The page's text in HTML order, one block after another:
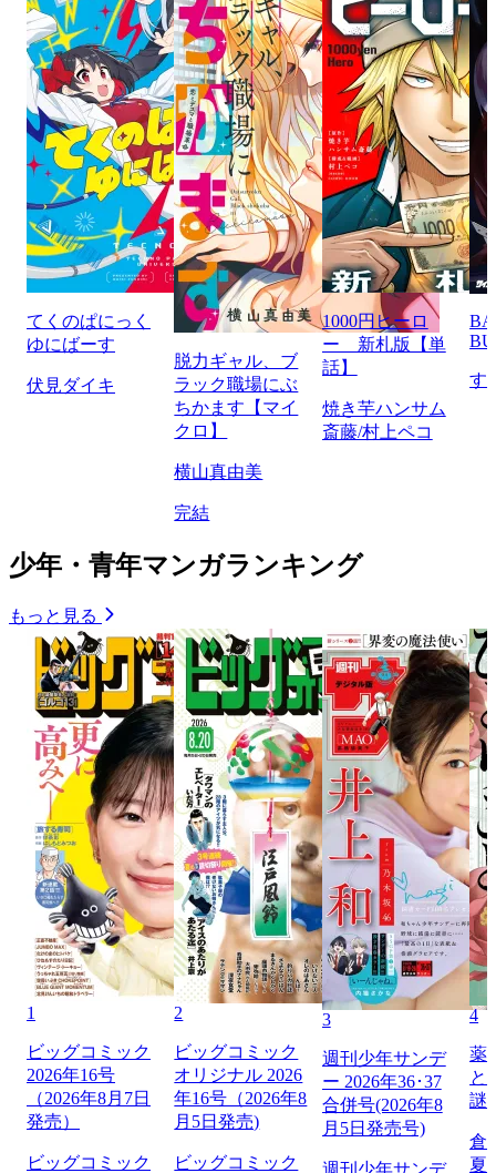
てくのぱにっく
ゆにばーす
伏見ダイキ
脱力ギャル、ブ
ラック職場にぶ
ちかます【マイ
クロ】
横山真由美
完結
1000円ヒーロ
ー 新札版【単
話】
焼き芋ハンサム
斎藤/村上ペコ
す
少年・青年マンガランキング
もっと見る
1
ビッグコミック
2026年16号
（2026年8月7日
発売）
ビッグコミック
2
ビッグコミック
オリジナル 2026
年16号（2026年8
月5日発売)
ビッグコミック
3
週刊少年サンデ
ー 2026年36･37
合併号(2026年8
月5日発売号)
週刊少年サンデ
4
薬
と
謎
倉
夏